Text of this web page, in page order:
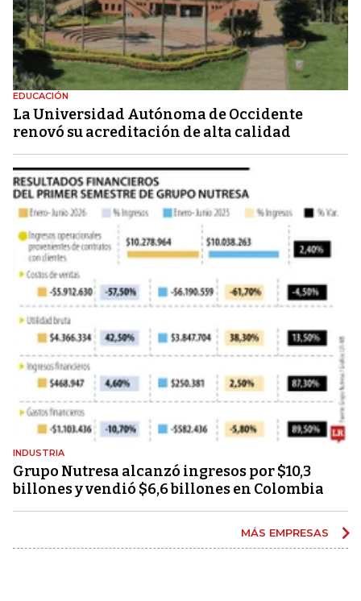
EDUCACIÓN
La Universidad Autónoma de Occidente
renovó su acreditación de alta calidad
INDUSTRIA
Grupo Nutresa alcanzó ingresos por $10,3
billones y vendió $6,6 billones en Colombia
MÁS EMPRESAS